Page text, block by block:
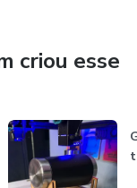
criou esse